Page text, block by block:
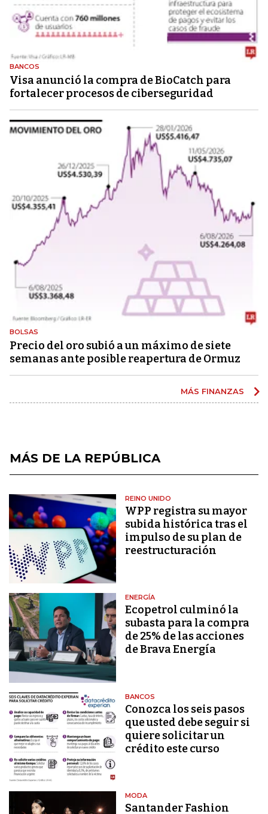
BANCOS
Visa anunció la compra de BioCatch para
fortalecer procesos de ciberseguridad
BOLSAS
Precio del oro subió a un máximo de siete
semanas ante posible reapertura de Ormuz
MÁS FINANZAS
MÁS DE LA REPÚBLICA
REINO UNIDO
WPP registra su mayor
subida histórica tras el
impulso de su plan de
reestructuración
ENERGÍA
Ecopetrol culminó la
subasta para la compra
de 25% de las acciones
de Brava Energía
BANCOS
Conozca los seis pasos
que usted debe seguir si
quiere solicitar un
crédito este curso
MODA
Santander Fashion